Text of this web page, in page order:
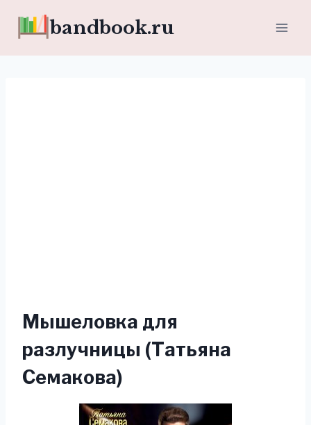
bandbook.ru
Мышеловка для
разлучницы (Татьяна
Семакова)